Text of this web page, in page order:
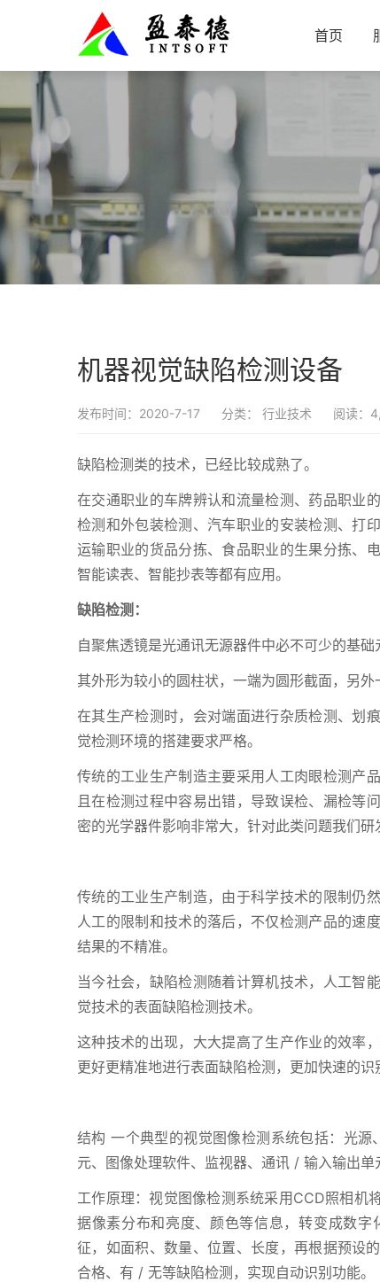
首页
机器视觉缺陷检测设备
发布时间：2020-7-17 分类： 行业技术 阅读：
缺陷检测类的技术，已经比较成熟了。
在交通职业的车牌辨认和流量检测、药品职业
检测和外包装检测、汽车职业的安装检测、打
运输职业的货品分拣、食品职业的生果分拣、
智能读表、智能抄表等都有应用。
缺陷检测：
自聚焦透镜是光通讯无源器件中必不可少的基础
其外形为较小的圆柱状，一端为圆形截面，另外
在其生产检测时，会对端面进行杂质检测、划
觉检测环境的搭建要求严格。
传统的工业生产制造主要采用人工肉眼检测产
且在检测过程中容易出错，导致误检、漏检等
密的光学器件影响非常大，针对此类问题我们研
传统的工业生产制造，由于科学技术的限制仍
人工的限制和技术的落后，不仅检测产品的速
结果的不精准。
当今社会，缺陷检测随着计算机技术，人工智
觉技术的表面缺陷检测技术。
这种技术的出现，大大提高了生产作业的效率
更好更精准地进行表面缺陷检测，更加快速的识
结构 一个典型的视觉图像检测系统包括：光
元、图像处理软件、监视器、通讯 / 输入输出单
工作原理：视觉图像检测系统采用CCD照相机
据像素分布和亮度、颜色等信息，转变成数
征，如面积、数量、位置、长度，再根据预设
合格、有 / 无等缺陷检测，实现自动识别功能。